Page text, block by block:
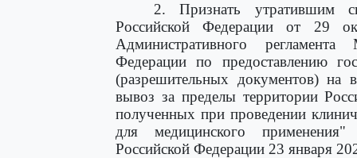
2. Признать утратившим
Российской Федерации от 29
Административного регламента
Федерации по предоставлению
(разрешительных документов) на
вывоз за пределы территории
полученных при проведении
для медицинского применения"
Российской Федерации 23 января